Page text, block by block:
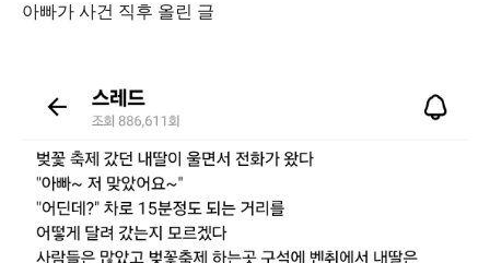
아빠가 사건 직후 올린 글